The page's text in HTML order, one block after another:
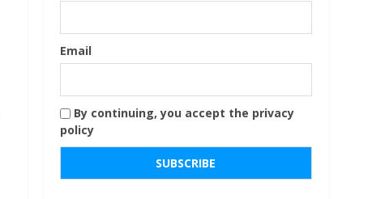
Email
By continuing, you accept the privacy
policy